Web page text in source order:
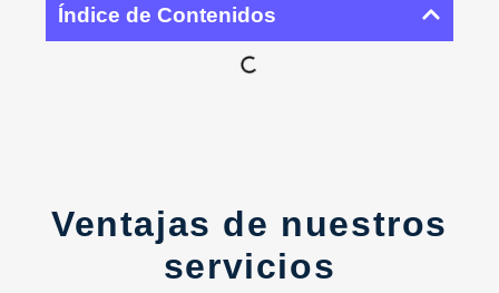
Índice de Contenidos
Ventajas de nuestros
servicios